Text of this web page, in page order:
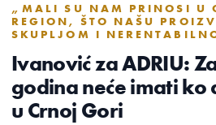
„MALI SU NAM PRINOSI U
REGION, ŠTO NAŠU
SKUPLJOM I
Ivanović za ADRIU:
godina neće imati ko
u Crnoj Gori